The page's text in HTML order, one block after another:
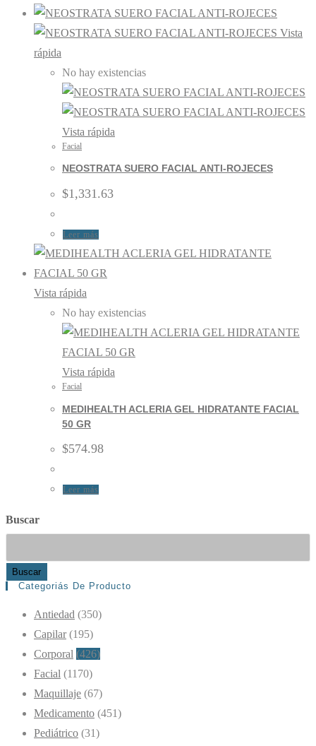
Vista
rápida
No hay existencias
Vista rápida
Facial
NEOSTRATA SUERO FACIAL ANTI-ROJECES
$1,331.63
Leer más
Vista rápida
No hay existencias
Vista rápida
Facial
MEDIHEALTH ACLERIA GEL HIDRATANTE FACIAL
50 GR
$574.98
Leer más
Buscar
Buscar
Categoriás De Producto
Antiedad (350)
Capilar (195)
Corporal (426)
Facial (1170)
Maquillaje (67)
Medicamento (451)
Pediátrico (31)